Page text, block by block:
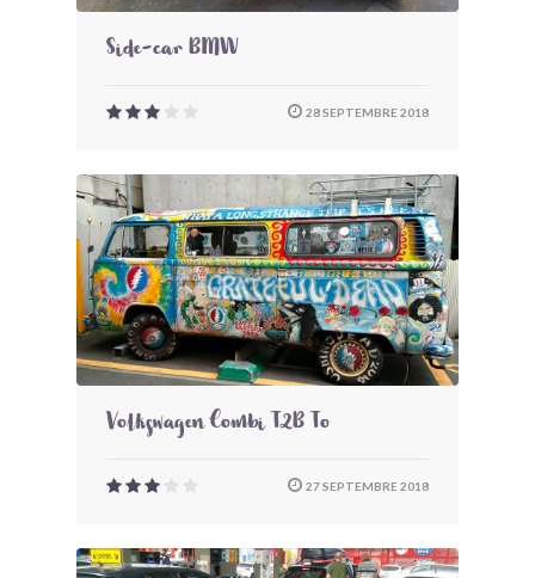
Side-car BMW
28 SEPTEMBRE 2018
Volkswagen Combi T2B To
27 SEPTEMBRE 2018